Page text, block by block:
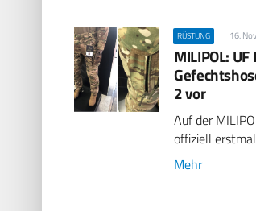
RÜSTUNG 16.
MILIPOL:
2 vor
Auf der
offiziell
Mehr